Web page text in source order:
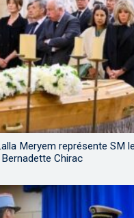
Meryem représente SM
Chirac